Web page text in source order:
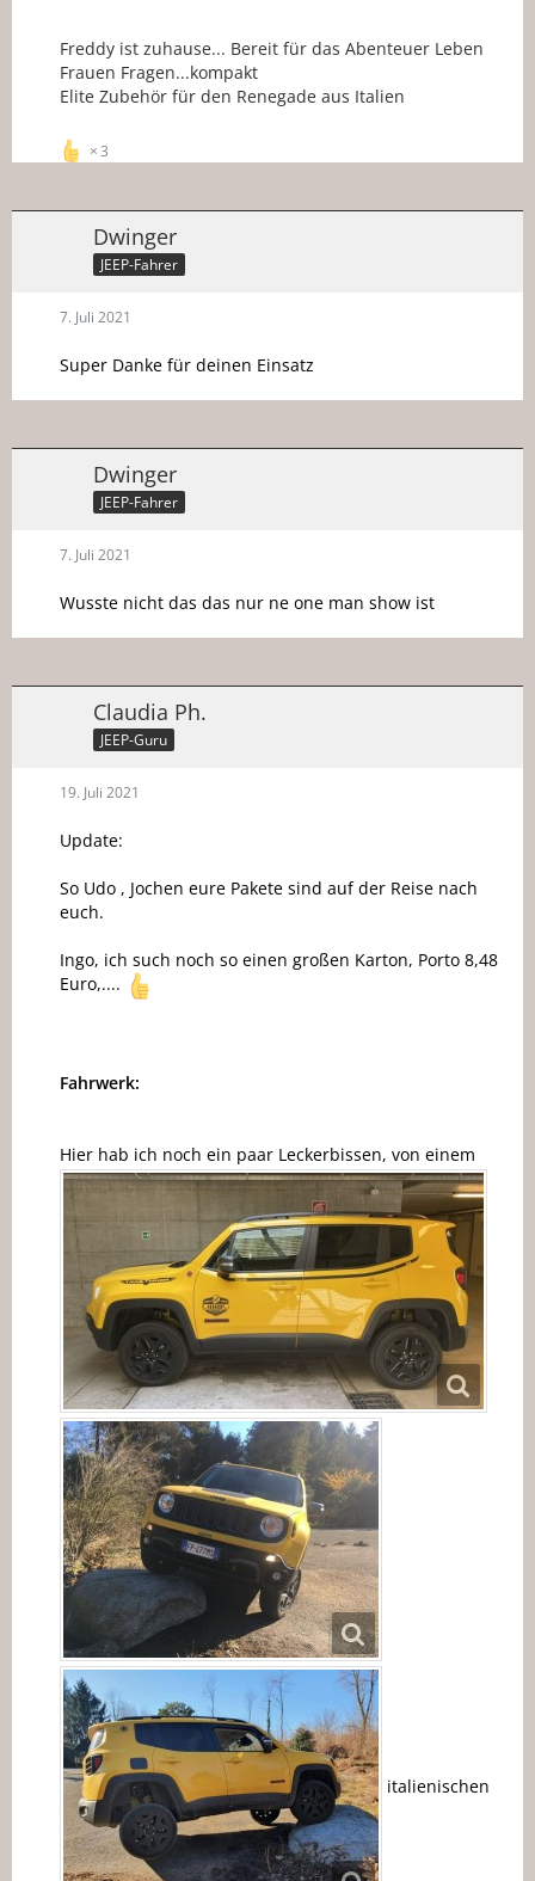
Freddy ist zuhause... Bereit für das Abenteuer Leben
Frauen Fragen...kompakt
Elite Zubehör für den Renegade aus Italien
3
Dwinger
JEEP-Fahrer
7. Juli 2021
Super Danke für deinen Einsatz
Dwinger
JEEP-Fahrer
7. Juli 2021
Wusste nicht das das nur ne one man show ist
Claudia Ph.
JEEP-Guru
19. Juli 2021
Update:
So Udo , Jochen eure Pakete sind auf der Reise nach
euch.
Ingo, ich such noch so einen großen Karton, Porto 8,48
Euro,....
Fahrwerk:
Hier hab ich noch ein paar Leckerbissen, von einem
italienischen